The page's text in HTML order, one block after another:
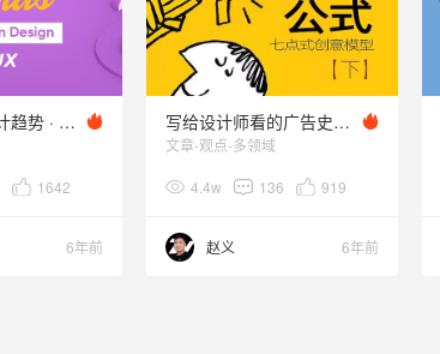
2020-2021 设计趋势 · 运营篇
1642
6年前
写给设计师看的广告史17：创意公式全揭秘（下）
文章-观点-多领域
4.4w 136 919
赵义 6年前